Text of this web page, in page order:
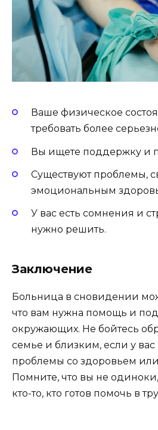
Ваше физическое
требовать более
Вы ищете поддержку и
Существуют проблемы,
эмоциональным
У вас есть сомнения и
нужно решить.
Заключение
Больница в сновидении
что вам нужна помощь и
окружающих. Не бойтесь
семье и близким, если у вас
проблемы со здоровьем
Помните, что вы не
кто-то, кто готов помочь в